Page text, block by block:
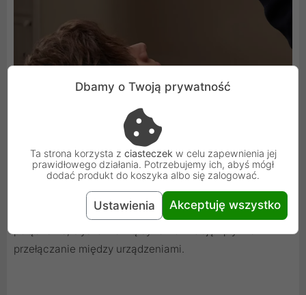
Bluetooth 5.4
Nowoczesny moduł Bluetooth 5.4 zapewnia stabilne
połączenie, błyskawiczną synchronizację i płynne
przełączanie między urządzeniami.
Dbamy o Twoją prywatność
Ta strona korzysta z ciasteczek w celu zapewnienia jej
prawidłowego działania. Potrzebujemy ich, abyś mógł
dodać produkt do koszyka albo się zalogować.
Ustawienia Akceptuję wszystko